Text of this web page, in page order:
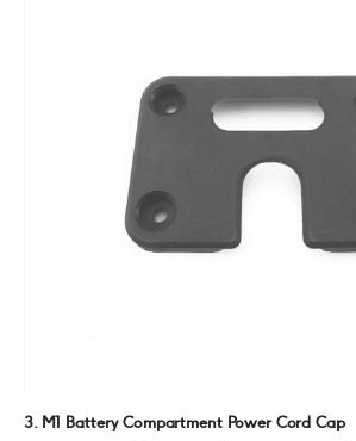
3. M1 Battery Compartment Power Cord Cap